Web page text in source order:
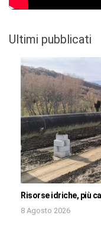
Ultimi pubblicati
Risorse idriche, più
8 Agosto 2026